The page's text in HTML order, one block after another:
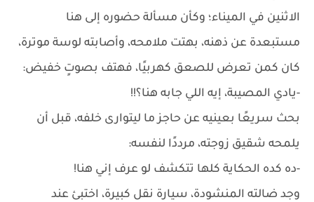
الاثنين في الميناء؛ وكأن مسألة حضوره إلى هنا
مستبعدة عن ذهنه، بهتت ملامحه، وأصابته لوسة موترة،
كان كمن تعرض للصعق كهربيًا، فهتف بصوتٍ خفيض:
-يادي المصيبة، إيه اللي جابه هنا؟!!
بحث سريعًا بعينيه عن حاجز ما ليتوارى خلفه، قبل أن
يلمحه شقيق زوجته، مرددًا لنفسه:
-ده كده الحكاية كلها تتكشف لو عرف إني هنا!
وجد ضالته المنشودة، سيارة نقل كبيرة، اختبئ عند